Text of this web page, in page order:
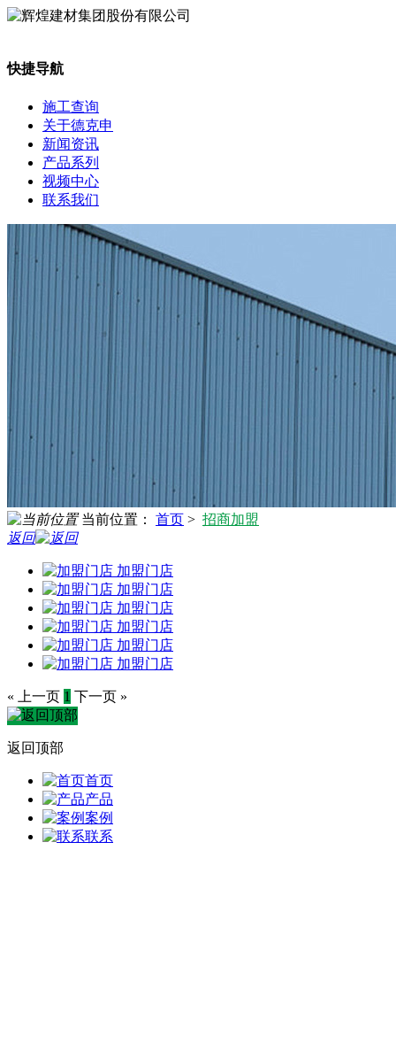
快捷导航
施工查询
关于德克申
新闻资讯
产品系列
视频中心
联系我们
当前位置： 首页 > 招商加盟
返回
加盟门店
加盟门店
加盟门店
加盟门店
加盟门店
加盟门店
« 上一页 1 下一页 »
返回顶部
首页
产品
案例
联系